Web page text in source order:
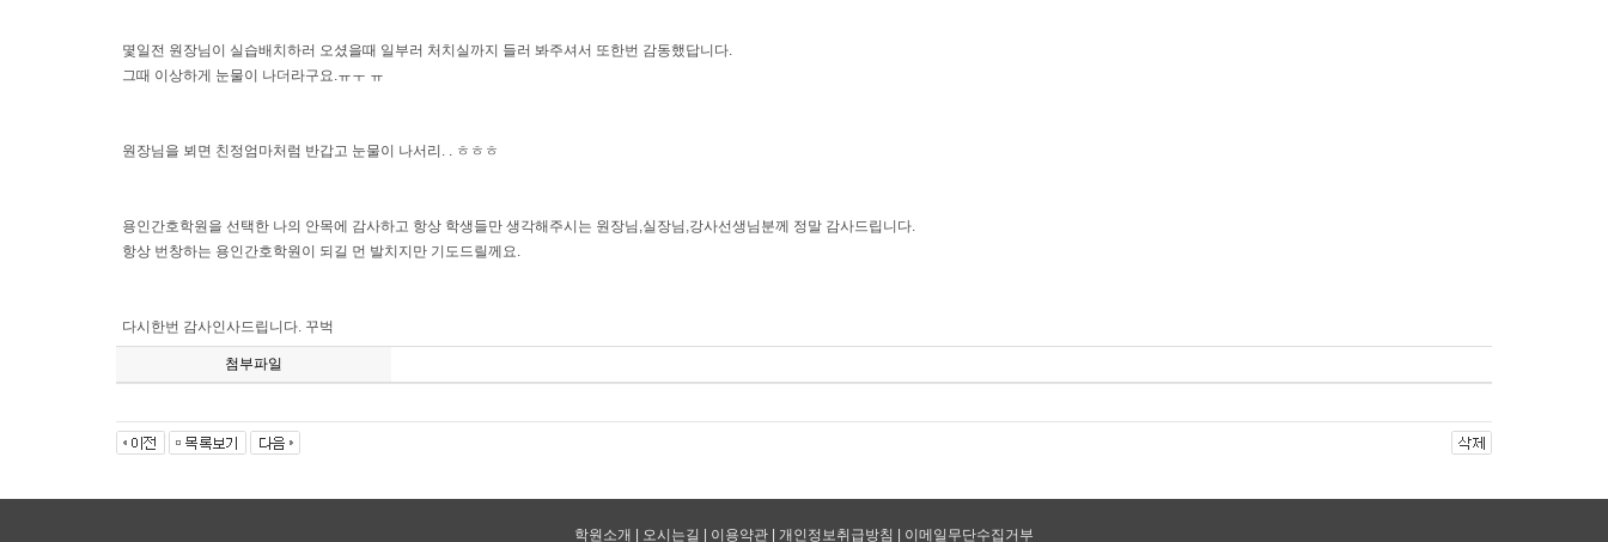
몇일전 원장님이 실습배치하러 오셨을때 일부러 처치실까지 들러 봐주셔서 또한번 감동했답니다.
그때 이상하게 눈물이 나더라구요.ㅠㅜ ㅠ
원장님을 뵈면 친정엄마처럼 반갑고 눈물이 나서리. . ㅎㅎㅎ
용인간호학원을 선택한 나의 안목에 감사하고 항상 학생들만 생각해주시는 원장님,실장님,강사선생님분께 정말 감사드립니다.
항상 번창하는 용인간호학원이 되길 먼 발치지만 기도드릴께요.
다시한번 감사인사드립니다. 꾸벅
첨부파일
학원소개 오시는길 이용약관 개인정보취급방침 이메일무단수집거부